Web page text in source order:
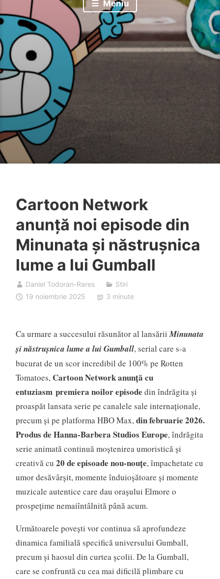
Meniu
Cartoon Network
anunță noi episode din
Minunata și năstrușnica
lume a lui Gumball
Daniel Todoran-Rares
Stiri
19 noiembrie 2025
3 minute
Ca urmare a succesului răsunător al lansăriiMinunata
și năstrușnica lume a lui Gumball, serial care s-a
bucurat de un scor incredibil de 100% pe Rotten
Tomatoes, Cartoon Network anunță cu
entuziasm premiera noilor episode din îndrăgita și
proaspăt lansata serie pe canalele sale internaționale,
precum și pe platforma HBO Max,din februarie 2026.
Produs de Hanna-Barbera Studios Europe, îndrăgita
serie animată continuă moștenirea umoristică și
creativă cu 20 de episoade nou-nouțe, împachetate cu
umor desăvârșit, momente înduioșătoare și momente
muzicale autentice care dau orașului Elmore o
prospețime nemaiîntâlnită până acum.
Următoarele povești vor continua să aprofundeze
dinamica familială specifică universului Gumball,
precum și haosul din curtea școlii. De la Gumball,
care se confruntă cu cea mai dificilă plimbare cu